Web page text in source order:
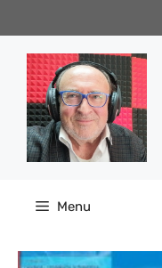
al
contenuto
Menu